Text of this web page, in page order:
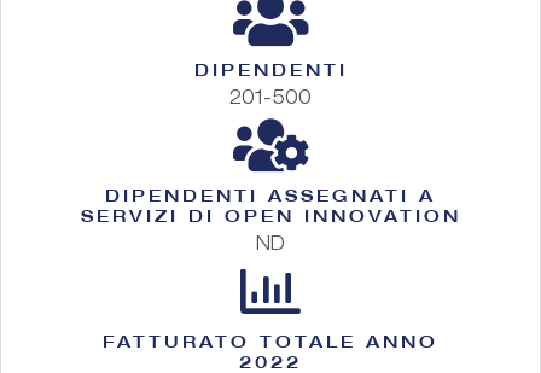
DIPENDENTI
201-500
DIPENDENTI ASSEGNATI A
SERVIZI DI OPEN INNOVATION
ND
FATTURATO TOTALE ANNO
2022